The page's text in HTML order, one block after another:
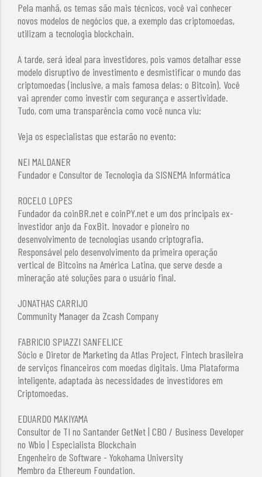
Pela manhã, os temas são mais técnicos, você vai conhecer
novos modelos de negócios que, a exemplo das criptomoedas,
utilizam a tecnologia blockchain.
A tarde, será ideal para investidores, pois vamos detalhar esse
modelo disruptivo de investimento e desmistificar o mundo das
criptomoedas (inclusive, a mais famosa delas: o Bitcoin). Você
vai aprender como investir com segurança e assertividade.
Tudo, com uma transparência como você nunca viu:
Veja os especialistas que estarão no evento:
NEI MALDANER
Fundador e Consultor de Tecnologia da SISNEMA Informática
ROCELO LOPES
Fundador da coinBR.net e coinPY.net e um dos principais ex-
investidor anjo da FoxBit. Inovador e pioneiro no
desenvolvimento de tecnologias usando criptografia.
Responsável pelo desenvolvimento da primeira operação
vertical de Bitcoins na América Latina, que serve desde a
mineração até soluções para o usuário final.
JONATHAS CARRIJO
Community Manager da Zcash Company
FABRICIO SPIAZZI SANFELICE
Sócio e Diretor de Marketing da Atlas Project, Fintech brasileira
de serviços financeiros com moedas digitais. Uma Plataforma
inteligente, adaptada às necessidades de investidores em
Criptomoedas.
EDUARDO MAKIYAMA
Consultor de TI no Santander GetNet | CBO / Business Developer
no Wbio | Especialista Blockchain
Engenheiro de Software - Yokohama University
Membro da Ethereum Foundation.